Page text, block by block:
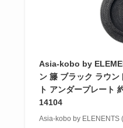
Asia-kobo by
ン 籐 ブラック ラウ
ト アンダープレート
14104
Asia-kobo by ELENENTS